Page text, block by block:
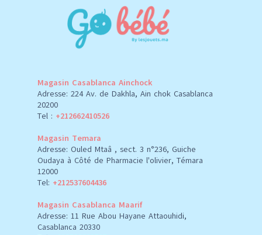
Magasin Casablanca Ainchock
Adresse: 224 Av. de Dakhla, Ain chok Casablanca
20200
Tel : +212662410526
Magasin Temara
Adresse: Ouled Mtaâ , sect. 3 n°236, Guiche
Oudaya à Côté de Pharmacie l'olivier, Témara
12000
Tel: +212537604436
Magasin Casablanca Maarif
Adresse: 11 Rue Abou Hayane Attaouhidi,
Casablanca 20330